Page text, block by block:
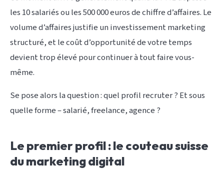
les 10 salariés ou les 500 000 euros de chiffre d’affaires. Le
volume d’affaires justifie un investissement marketing
structuré, et le coût d’opportunité de votre temps
devient trop élevé pour continuer à tout faire vous-
même.
Se pose alors la question : quel profil recruter ? Et sous
quelle forme – salarié, freelance, agence ?
Le premier profil : le couteau suisse
du marketing digital